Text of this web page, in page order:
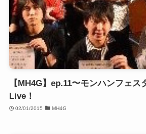
【MH4G】ep.11〜モンハンフェス
Live！
02/01/2015 MH4G